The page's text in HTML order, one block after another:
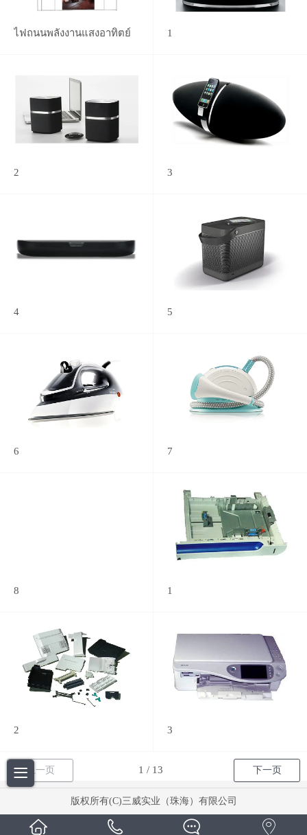
ไฟถนนพลังงานแสงอาทิตย์ 1
2 3
4 5
6 7
8 1
2 3
上一页 下一页
版权所有(C)三威实业（珠海）有限公司